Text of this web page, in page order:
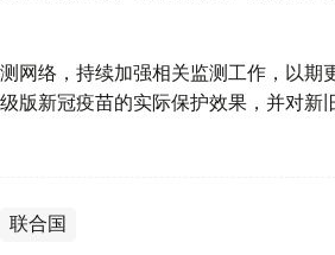
网络，持续加强相关监测工作，以期
版新冠疫苗的实际保护效果，并对新
联合国